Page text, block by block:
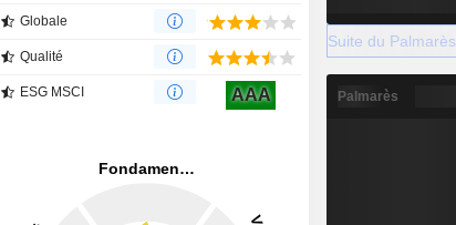
Globale
Qualité
ESG MSCI AAA
Suite du Palmarès
Palmarès